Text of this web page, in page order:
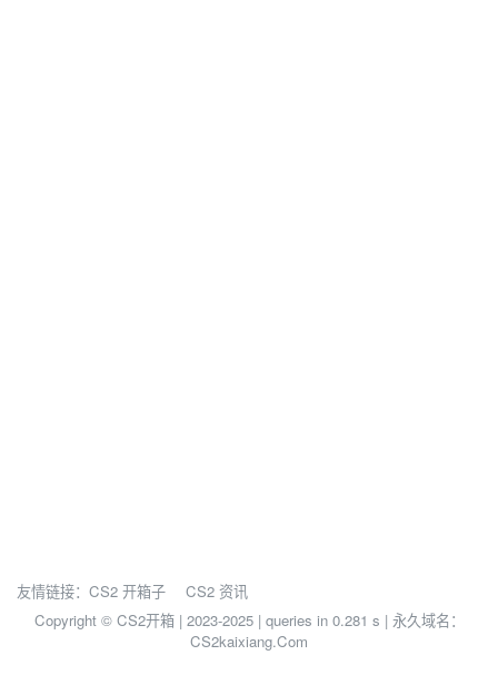
友情链接： CS2 开箱子
CS2 资讯
Copyright © CS2开箱 | 2023-2025 | queries in 0.281 s | 永久域名：
CS2kaixiang.Com